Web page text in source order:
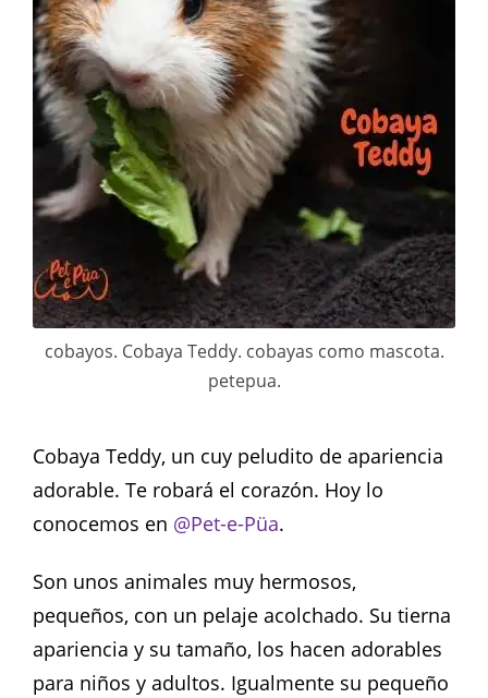
cobayos. Cobaya Teddy. cobayas como mascota.
petepua.
Cobaya Teddy, un cuy peludito de apariencia
adorable. Te robará el corazón. Hoy lo
conocemos en @Pet-e-Püa.
Son unos animales muy hermosos,
pequeños, con un pelaje acolchado. Su tierna
apariencia y su tamaño, los hacen adorables
para niños y adultos. Igualmente su pequeño